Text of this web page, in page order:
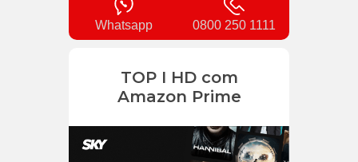
Whatsapp 0800 250 1111
TOP I HD com
Amazon Prime